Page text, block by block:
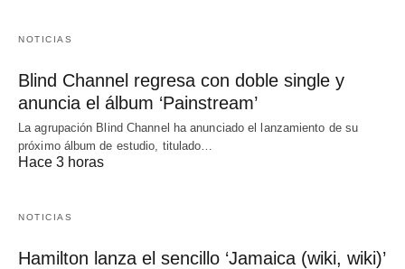
NOTICIAS
Blind Channel regresa con doble single y
anuncia el álbum ‘Painstream’
La agrupación Blind Channel ha anunciado el lanzamiento de su
próximo álbum de estudio, titulado…
Hace 3 horas
NOTICIAS
Hamilton lanza el sencillo ‘Jamaica (wiki, wiki)’